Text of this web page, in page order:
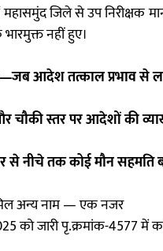
जिले से उप निरीक्षक
नहीं हुए।
है—जब आदेश तत्काल प्रभाव से
चौकी स्तर पर आदेशों की
से नीचे तक कोई मौन सहमति
अन्य नाम — एक नजर
को जारी पृ.क्रमांक-4577